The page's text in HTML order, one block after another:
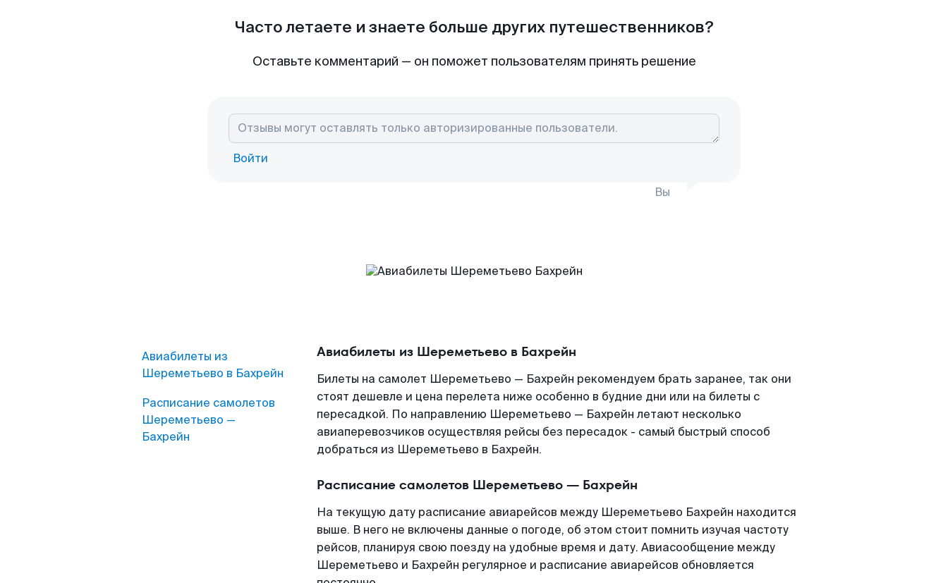
Часто летаете и знаете больше других путешественников?
Оставьте комментарий — он поможет пользователям принять решение
Войти
Вы
Авиабилеты из
Шереметьево в Бахрейн
Расписание самолетов
Шереметьево —
Бахрейн
Авиабилеты из Шереметьево в Бахрейн
Билеты на самолет Шереметьево — Бахрейн рекомендуем брать заранее, так они
стоят дешевле и цена перелета ниже особенно в будние дни или на билеты с
пересадкой. По направлению Шереметьево — Бахрейн летают несколько
авиаперевозчиков осуществляя рейсы без пересадок - самый быстрый способ
добраться из Шереметьево в Бахрейн.
Расписание самолетов Шереметьево — Бахрейн
На текущую дату расписание авиарейсов между Шереметьево Бахрейн находится
выше. В него не включены данные о погоде, об этом стоит помнить изучая частоту
рейсов, планируя свою поезду на удобные время и дату. Авиасообщение между
Шереметьево и Бахрейн регулярное и расписание авиарейсов обновляется